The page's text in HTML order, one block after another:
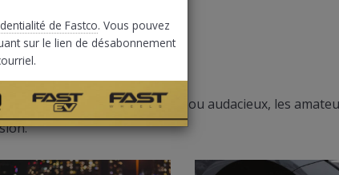
Qu’ils soient conservateurs ou audacieux, les
de Fastco. Vous pouvez
sur le lien de désabonnement